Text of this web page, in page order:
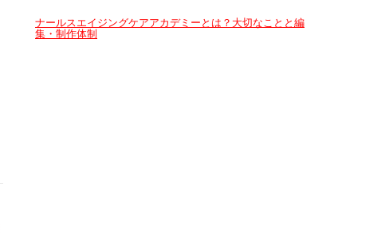
ナールスエイジングケアアカデミーとは？大切なことと編
集・制作体制